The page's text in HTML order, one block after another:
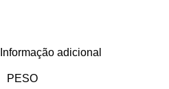
Informação adicional
PESO